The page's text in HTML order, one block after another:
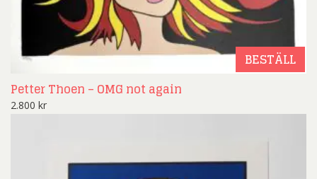
BESTÄLL
Petter Thoen – OMG not again
2.800 kr